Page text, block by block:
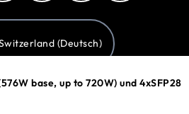
base, up to 720W) und 4xSFP28
(Deutsch)